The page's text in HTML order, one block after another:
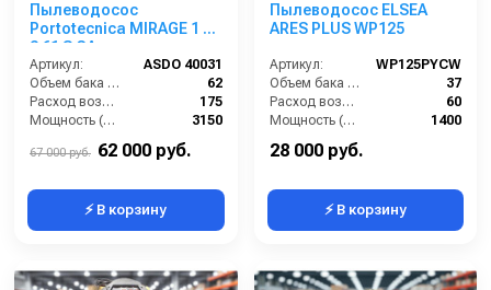
Пылеводосос
Portotecnica MIRAGE 1 W
3 61 S GA
Артикул:
ASDO 40031
Объем бака (л):
62
Расход воздуха (л/сек):
175
Мощность (Вт):
3150
67 000 руб. 62 000 руб.
⚡ В корзину
Пылеводосос ELSEA
ARES PLUS WP125
Артикул:
WP125PYCW
Объем бака (л):
37
Расход воздуха (л/сек):
60
Мощность (Вт):
1400
Напряжение (В):
28 000 руб.
⚡ В корзину